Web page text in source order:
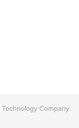
Company